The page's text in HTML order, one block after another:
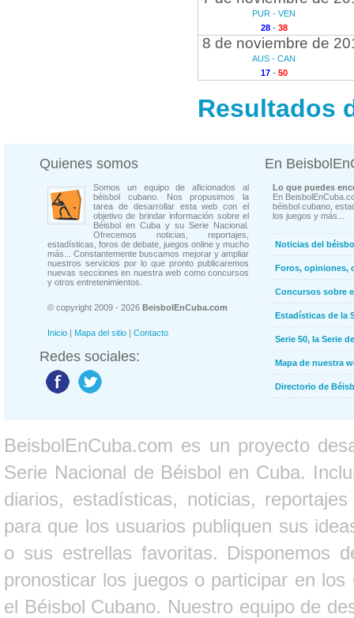
PUR - VEN
28- 38
8 de noviembre de
AUS - CAN
17- 50
Resultados
Quienes somos
Somos un equipo de aficionados al
béisbol cubano. Nos propusimos la
tarea de desarrollar esta web con el
objetivo de brindar información sobre el
Béisbol en Cuba y su Serie Nacional.
Ofrecemos noticias, reportajes,
estadísticas, foros de debate, juegos online y mucho
más... Constantemente buscamos mejorar y ampliar
nuestros servicios por lo que pronto publicaremos
nuevas secciones en nuestra web como concursos
y otros entretenimientos.
© copyright 2009 - 2026 BeisbolEnCuba.com
Inicio | Mapa del sitio | Contacto
Redes sociales:
En
Lo que puedes
En
béisbol cubano,
los juegos y más...
Noticias del
Foros, opiniones,
Concursos sobre
Estadísticas de la
Serie 50, la Serie
Mapa de nuestra
Directorio de
BeisbolEnCuba.com es un proyecto
Serie Nacional de Béisbol en Cuba.
diarios, estadísticas, noticias,
para que los usuarios publiquen sus
o sus estrellas favoritas. Disponemos
pronosticar los juegos o participar en
el Béisbol Cubano. Nuestro equipo de